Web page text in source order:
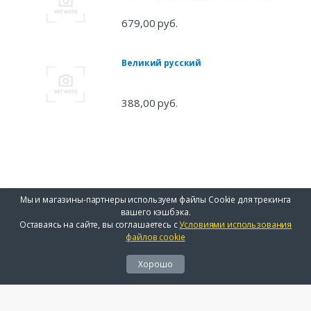
679,00 руб.
Великий русский
388,00 руб.
Мы и магазины-партнеры используем файлы Cookie для трекинга
вашего кэшбэка.
Оставаясь на сайте, вы соглашаетесь сУсловиями использования
файлов cookie
Хорошо